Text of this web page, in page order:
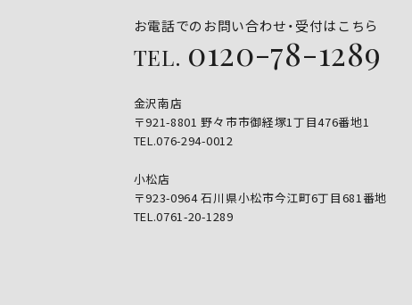
お電話でのお問い合わせ・受付はこちら
TEL. 0120-78-1289
金沢南店
〒921-8801 野々市市御経塚1丁目476番地1
TEL.076-294-0012
小松店
〒923-0964 石川県小松市今江町6丁目681番地
TEL.0761-20-1289